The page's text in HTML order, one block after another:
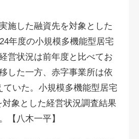
施した融資先を対象とした
年度の小規模多機能型居宅
営状況は前年度と比べてお
した一方、赤字事業所は依
ていた。小規模多機能型居宅
象とした経営状況調査結果
【八木一平】